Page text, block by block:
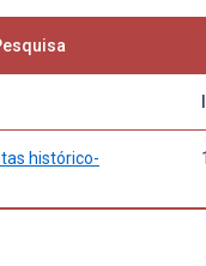
histórico-